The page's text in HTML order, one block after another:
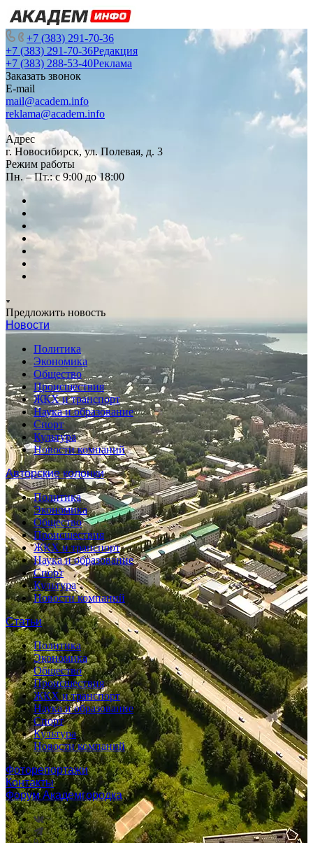
+7 (383) 291-70-36
+7 (383) 291-70-36Редакция
+7 (383) 288-53-40Реклама
Заказать звонок
E-mail
mail@academ.info
reklama@academ.info
Адрес
г. Новосибирск, ул. Полевая, д. 3
Режим работы
Пн. – Пт.: с 9:00 до 18:00
Предложить новость
Новости
Политика
Экономика
Общество
Происшествия
ЖКХ и транспорт
Наука и образование
Спорт
Культура
Новости компаний
Авторские колонки
Политика
Экономика
Общество
Происшествия
ЖКХ и транспорт
Наука и образование
Спорт
Культура
Новости компаний
Статьи
Политика
Экономика
Общество
Происшествия
ЖКХ и транспорт
Наука и образование
Спорт
Культура
Новости компаний
Фоторепортажи
Контакты
Форум Академгородка